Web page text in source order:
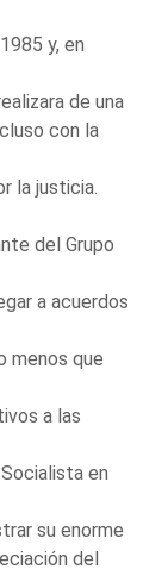
y, en
de una
con la
la justicia.
del Grupo
a acuerdos
menos que
a las
en
su enorme
del